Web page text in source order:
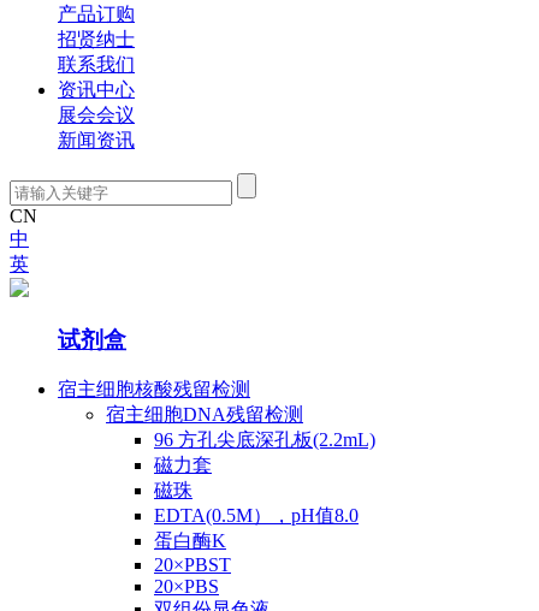
产品订购
招贤纳士
联系我们
资讯中心
展会会议
新闻资讯
CN
中
英
试剂盒
宿主细胞核酸残留检测
宿主细胞DNA残留检测
96 方孔尖底深孔板(2.2mL)
磁力套
磁珠
EDTA(0.5M），pH值8.0
蛋白酶K
20×PBST
20×PBS